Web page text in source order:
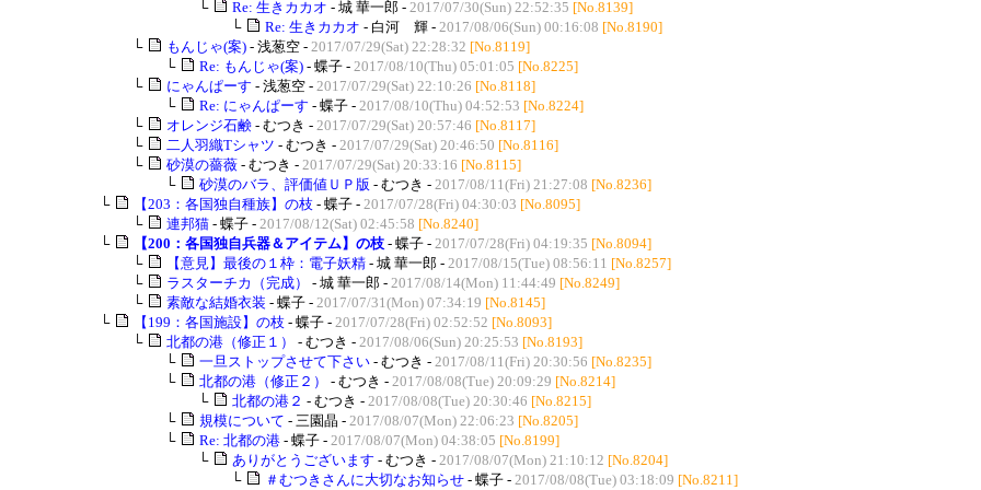
└ Re: 生きカカオ - 城 華一郎 - 2017/07/30(Sun) 22:52:35 [No.8139]
└
Re: 生きカカオ - 白河 輝 - 2017/08/06(Sun) 00:16:08 [No.8190]
└
もんじゃ(案) - 浅葱空 - 2017/07/29(Sat) 22:28:32 [No.8119]
└
Re: もんじゃ(案) - 蝶子 - 2017/08/10(Thu) 05:01:05 [No.8225]
└
にゃんぱーす - 浅葱空 - 2017/07/29(Sat) 22:10:26 [No.8118]
└
Re: にゃんぱーす - 蝶子 - 2017/08/10(Thu) 04:52:53 [No.8224]
└
オレンジ石鹸 - むつき - 2017/07/29(Sat) 20:57:46 [No.8117]
└
二人羽織Tシャツ - むつき - 2017/07/29(Sat) 20:46:50 [No.8116]
└
砂漠の薔薇 - むつき - 2017/07/29(Sat) 20:33:16 [No.8115]
└
砂漠のバラ、評価値ＵＰ版 - むつき - 2017/08/11(Fri) 21:27:08 [No.8236]
└
【203：各国独自種族】の枝 - 蝶子 - 2017/07/28(Fri) 04:30:03 [No.8095]
└
連邦猫 - 蝶子 - 2017/08/12(Sat) 02:45:58 [No.8240]
└
【200：各国独自兵器＆アイテム】の枝 - 蝶子 - 2017/07/28(Fri) 04:19:35 [No.8094]
└
【意見】最後の１枠：電子妖精 - 城 華一郎 - 2017/08/15(Tue) 08:56:11 [No.8257]
└
ラスターチカ（完成） - 城 華一郎 - 2017/08/14(Mon) 11:44:49 [No.8249]
└
素敵な結婚衣装 - 蝶子 - 2017/07/31(Mon) 07:34:19 [No.8145]
└
【199：各国施設】の枝 - 蝶子 - 2017/07/28(Fri) 02:52:52 [No.8093]
└
北都の港（修正１） - むつき - 2017/08/06(Sun) 20:25:53 [No.8193]
└
一旦ストップさせて下さい - むつき - 2017/08/11(Fri) 20:30:56 [No.8235]
└
北都の港（修正２） - むつき - 2017/08/08(Tue) 20:09:29 [No.8214]
└
北都の港２ - むつき - 2017/08/08(Tue) 20:30:46 [No.8215]
└
規模について - 三園晶 - 2017/08/07(Mon) 22:06:23 [No.8205]
└
Re: 北都の港 - 蝶子 - 2017/08/07(Mon) 04:38:05 [No.8199]
└
ありがとうございます - むつき - 2017/08/07(Mon) 21:10:12 [No.8204]
└
＃むつきさんに大切なお知らせ - 蝶子 - 2017/08/08(Tue) 03:18:09 [No.8211]